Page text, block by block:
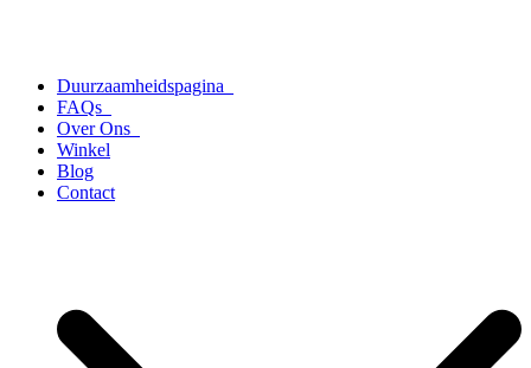
Duurzaamheidspagina
FAQs
Over Ons
Winkel
Blog
Contact